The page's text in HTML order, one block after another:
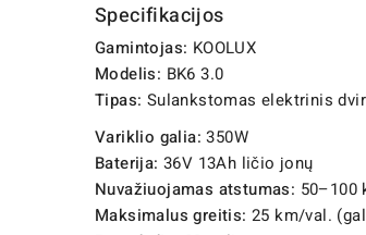
Specifikacijos
Gamintojas: KOOLUX
Modelis: BK6 3.0
Tipas: Sulankstomas elektrinis
Variklio galia: 350W
Baterija: 36V 13Ah ličio jonų
Nuvažiuojamas atstumas: 50–100
Maksimalus greitis: 25 km/val.